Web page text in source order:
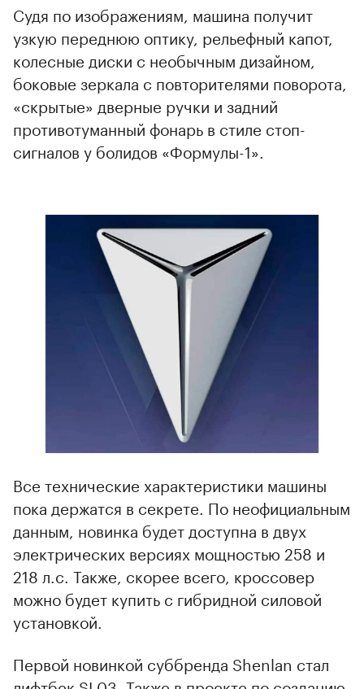
Судя по изображениям, машина получит
узкую переднюю оптику, рельефный капот,
колесные диски с необычным дизайном,
боковые зеркала с повторителями поворота,
«скрытые» дверные ручки и задний
противотуманный фонарь в стиле стоп-
сигналов у болидов «Формулы-1».
Все технические характеристики машины
пока держатся в секрете. По неофициальным
данным, новинка будет доступна в двух
электрических версиях мощностью 258 и
218 л.с. Также, скорее всего, кроссовер
можно будет купить с гибридной силовой
установкой.
Первой новинкой суббренда Shenlan стал